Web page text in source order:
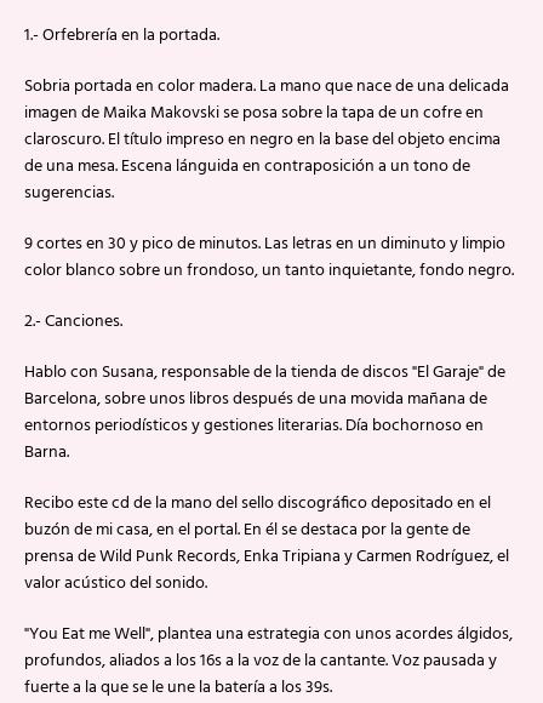
1.- Orfebrería en la portada.
Sobria portada en color madera. La mano que nace de una delicada
imagen de Maika Makovski se posa sobre la tapa de un cofre en
claroscuro. El título impreso en negro en la base del objeto encima
de una mesa. Escena lánguida en contraposición a un tono de
sugerencias.
9 cortes en 30 y pico de minutos. Las letras en un diminuto y limpio
color blanco sobre un frondoso, un tanto inquietante, fondo negro.
2.- Canciones.
Hablo con Susana, responsable de la tienda de discos "El Garaje" de
Barcelona, sobre unos libros después de una movida mañana de
entornos periodísticos y gestiones literarias. Día bochornoso en
Barna.
Recibo este cd de la mano del sello discográfico depositado en el
buzón de mi casa, en el portal. En él se destaca por la gente de
prensa de Wild Punk Records, Enka Tripiana y Carmen Rodríguez, el
valor acústico del sonido.
"You Eat me Well", plantea una estrategia con unos acordes álgidos,
profundos, aliados a los 16s a la voz de la cantante. Voz pausada y
fuerte a la que se le une la batería a los 39s.